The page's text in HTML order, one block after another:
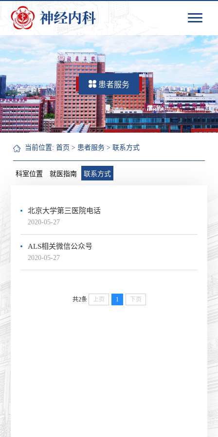
患者服务
当前位置:首页 > 患者服务 >联系方式
科室位置 就医指南 联系方式
北京大学第三医院电话
2020-05-27
ALS相关微信公众号
2020-05-27
共2条 上页 1 下页